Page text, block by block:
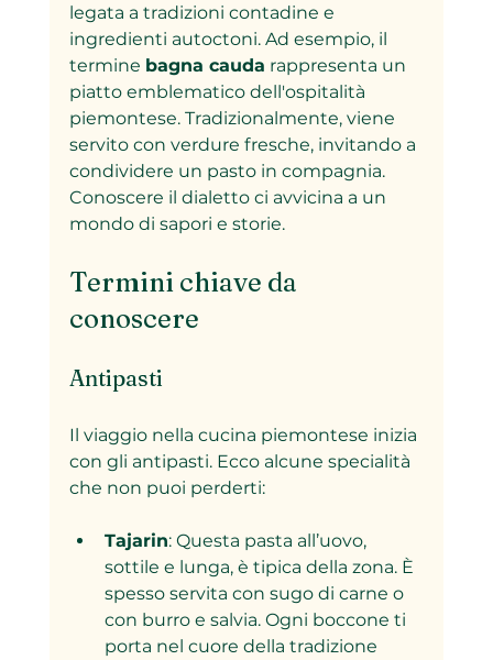
legata a tradizioni contadine e
ingredienti autoctoni. Ad esempio, il
termine bagna cauda rappresenta un
piatto emblematico dell'ospitalità
piemontese. Tradizionalmente, viene
servito con verdure fresche, invitando a
condividere un pasto in compagnia.
Conoscere il dialetto ci avvicina a un
mondo di sapori e storie.
Termini chiave da
conoscere
Antipasti
Il viaggio nella cucina piemontese inizia
con gli antipasti. Ecco alcune specialità
che non puoi perderti:
Tajarin: Questa pasta all’uovo,
sottile e lunga, è tipica della zona. È
spesso servita con sugo di carne o
con burro e salvia. Ogni boccone ti
porta nel cuore della tradizione